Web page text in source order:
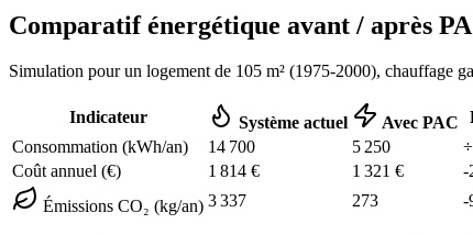
Comparatif énergétique avant / après
Simulation pour un logement de 105 m² (1975-2000), chauffage
Indicateur Système actuel Avec PAC
Consommation (kWh/an)
14 700 5 250 ÷
Coût annuel (€)
1 814 € 1 321 € -
Émissions CO₂ (kg/an) 3 337 273 -